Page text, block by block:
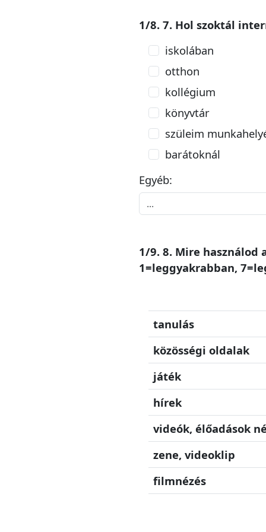
1/8. 7. Hol szoktál
iskolában
otthon
kollégium
könyvtár
szüleim
barátoknál
Egyéb:
1/9. 8. Mire használod
1=leggyakrabban,
tanulás
közösségi oldalak
játék
hírek
videók, élőadások
zene, videoklip
filmnézés